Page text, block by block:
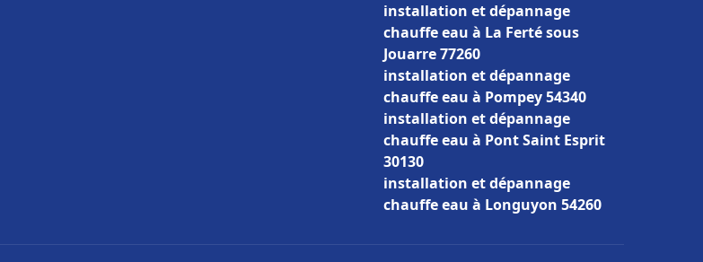
installation et dépannage
chauffe eau à La Ferté sous
Jouarre 77260
installation et dépannage
chauffe eau à Pompey 54340
installation et dépannage
chauffe eau à Pont Saint Esprit
30130
installation et dépannage
chauffe eau à Longuyon 54260